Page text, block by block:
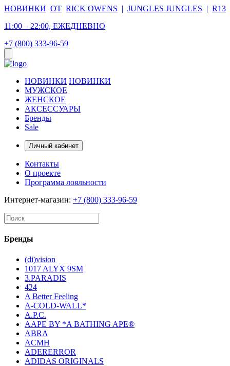
НОВИНКИ ОТ RICK OWENS | JUNGLES JUNGLES | R13
11:00 – 22:00, ЕЖЕДНЕВНО
+7 (800) 333-96-59
НОВИНКИ НОВИНКИ
МУЖСКОЕ
ЖЕНСКОЕ
АКСЕССУАРЫ
Бренды
Sale
Личный кабинет
Контакты
О проекте
Программа лояльности
Интернет-магазин: +7 (800) 333-96-59
Бренды
(di)vision
1017 ALYX 9SM
3.PARADIS
424
A Better Feeling
A-COLD-WALL*
A.P.C.
AAPE BY *A BATHING APE®
ABRA
ACMH
ADERERROR
ADIDAS ORIGINALS